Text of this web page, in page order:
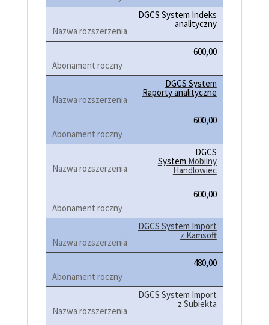
DGCS System Indeks
analityczny
600,00
DGCS System
Raporty analityczne
600,00
DGCS
System Mobilny
Handlowiec
600,00
DGCS System Import
z Kamsoft
480,00
DGCS System Import
z Subiekta